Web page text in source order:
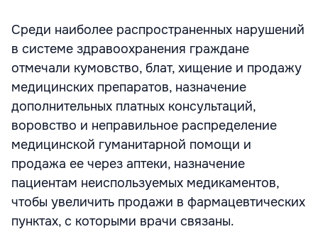
Среди наиболее распространенных нарушений
в системе здравоохранения граждане
отмечали кумовство, блат, хищение и продажу
медицинских препаратов, назначение
дополнительных платных консультаций,
воровство и неправильное распределение
медицинской гуманитарной помощи и
продажа ее через аптеки, назначение
пациентам неиспользуемых медикаментов,
чтобы увеличить продажи в фармацевтических
пунктах, с которыми врачи связаны.